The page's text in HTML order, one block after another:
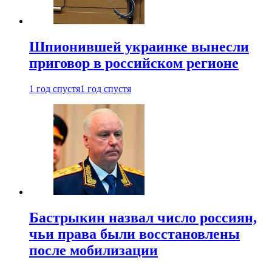
Шпионившей украинке вынесли
приговор в российском регионе
1 год спустя1 год спустя
Бастрыкин назвал число россиян,
чьи права были восстановлены
после мобилизации